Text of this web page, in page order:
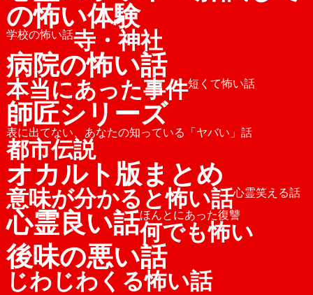
の怖い体験
学校の怖い話寺・神社
病院の怖い話
本当にあった事件短くて怖い話
師匠シリーズ
表に出てない、あなたの知っている「ヤバい」話
都市伝説
オカルト版まとめ
意味が分かると怖い話心霊笑える話
心霊良い話ほんとにあった復讐
何でも怖い
後味の悪い話
じわじわくる怖い話